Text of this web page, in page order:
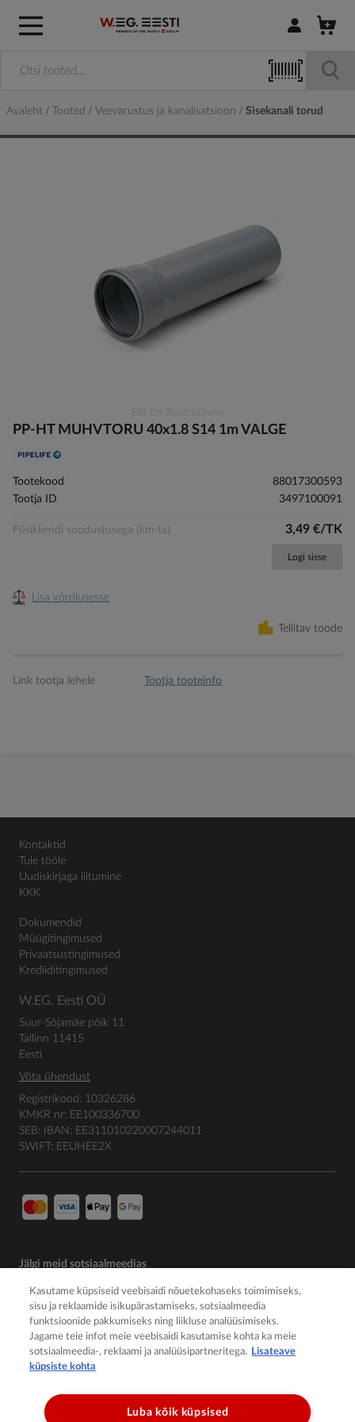
Logi sisse /
Avaleht Tooted Veevarustus ja kanalisatsioon Sisekanali torud
to
beginning
of
images
gallery
PP-HT MUHVTORU 40x1.8 S14 1m VALGE
Tootekood
88017300593
Tootja ID
3497100091
Püsikliendi soodustusega (km-ta) 3,49 €/TK
Logi sisse
Lisa võrdlusesse
Tellitav toode
Link tootja lehele Tootja tooteinfo
Kontaktid
Tule tööle
Uudiskirjaga liitumine
KKK
Dokumendid
Müügitingimused
Privaatsustingimused
Krediiditingimused
W.EG. Eesti OÜ
Suur-Sõjamäe põik 11
Tallinn 11415
Eesti
Võta ühendust
Registrikood: 10326286
KMKR nr: EE100336700
SEB: IBAN: EE311010220007244011
SWIFT: EEUHEE2X
Jälgi meid sotsiaalmeedias
Kasutame küpsiseid veebisaidi nõuetekohaseks toimimiseks,
sisu ja reklaamide isikupärastamiseks, sotsiaalmeedia
funktsioonide pakkumiseks ning liikluse analüüsimiseks.
Jagame teie infot meie veebisaidi kasutamise kohta ka meie
sotsiaalmeedia-, reklaami ja analüüsipartneritega. Lisateave
küpsiste kohta
Luba kõik küpsised